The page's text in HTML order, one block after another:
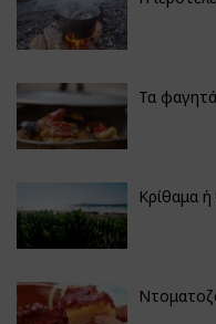
Τα
Κρίθαμα